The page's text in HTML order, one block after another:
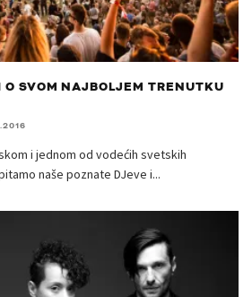
SVOM NAJBOLJEM TRENUTKU
i jednom od vodećih svetskih
naše poznate DJeve i...